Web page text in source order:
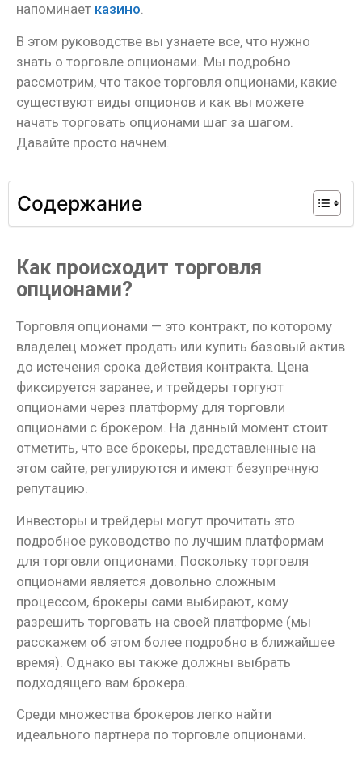
напоминает казино.
В этом руководстве вы узнаете все, что нужно
знать о торговле опционами. Мы подробно
рассмотрим, что такое торговля опционами, какие
существуют виды опционов и как вы можете
начать торговать опционами шаг за шагом.
Давайте просто начнем.
Содержание
Как происходит торговля
опционами?
Торговля опционами — это контракт, по которому
владелец может продать или купить базовый актив
до истечения срока действия контракта. Цена
фиксируется заранее, и трейдеры торгуют
опционами через платформу для торговли
опционами с брокером. На данный момент стоит
отметить, что все брокеры, представленные на
этом сайте, регулируются и имеют безупречную
репутацию.
Инвесторы и трейдеры могут прочитать это
подробное руководство по лучшим платформам
для торговли опционами. Поскольку торговля
опционами является довольно сложным
процессом, брокеры сами выбирают, кому
разрешить торговать на своей платформе (мы
расскажем об этом более подробно в ближайшее
время). Однако вы также должны выбрать
подходящего вам брокера.
Среди множества брокеров легко найти
идеального партнера по торговле опционами.